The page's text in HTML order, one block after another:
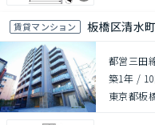
賃貸マンション 板橋区清水
都営三田
築1年 /
東京都板